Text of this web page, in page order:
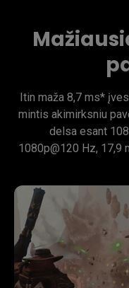
Itin maža 8,7 ms*
mintis akimirksniu
delsa esant